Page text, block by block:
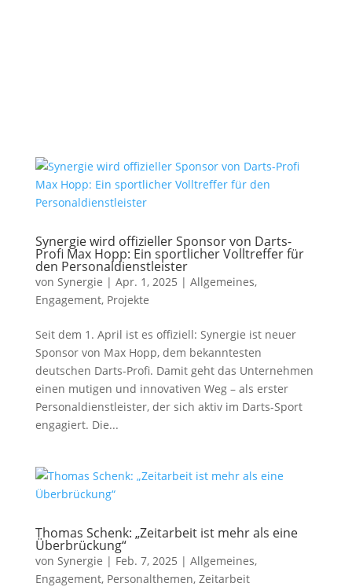
Synergie wird offizieller Sponsor von Darts-
Profi Max Hopp: Ein sportlicher Volltreffer für
den Personaldienstleister
von Synergie | Apr. 1, 2025 | Allgemeines,
Engagement, Projekte
Seit dem 1. April ist es offiziell: Synergie ist neuer
Sponsor von Max Hopp, dem bekanntesten
deutschen Darts-Profi. Damit geht das Unternehmen
einen mutigen und innovativen Weg – als erster
Personaldienstleister, der sich aktiv im Darts-Sport
engagiert. Die...
Thomas Schenk: „Zeitarbeit ist mehr als eine
Überbrückung“
von Synergie | Feb. 7, 2025 | Allgemeines,
Engagement, Personalthemen, Zeitarbeit